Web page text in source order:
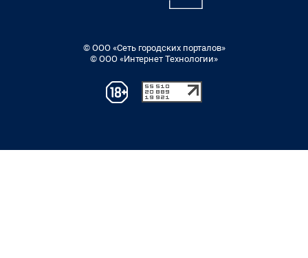
© ООО «Сеть городских порталов»
© ООО «Интернет Технологии»